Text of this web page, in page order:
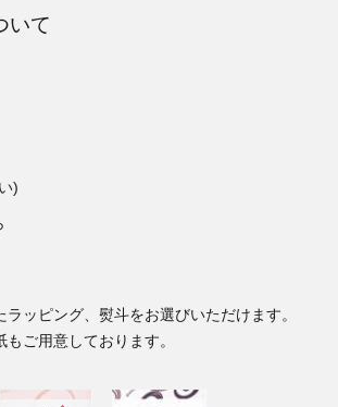
いて
)
ラッピング、熨斗をお選びいただけます。
もご用意しております。